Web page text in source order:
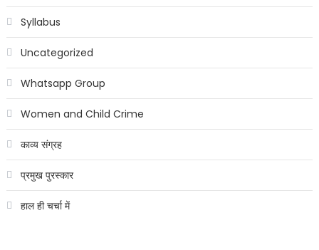
Syllabus
Uncategorized
Whatsapp Group
Women and Child Crime
काव्य संग्रह
प्रमुख पुरस्कार
हाल ही चर्चा में